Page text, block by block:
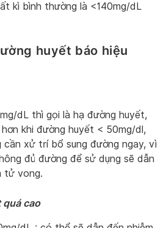
kì bình thường là <140mg/dL
huyết báo hiệu
dL thì gọi là hạ đường huyết,
khi đường huyết < 50mg/dl,
cần xử trí bổ sung đường ngay, vì
đủ đường để sử dụng sẽ dẫn
tử vong.
quá cao